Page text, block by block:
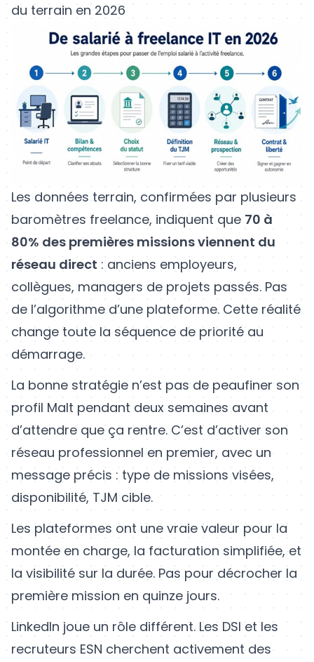
du terrain en 2026
Les données terrain, confirmées par plusieurs
baromètres freelance, indiquent que 70 à
80% des premières missions viennent du
réseau direct : anciens employeurs,
collègues, managers de projets passés. Pas
de l’algorithme d’une plateforme. Cette réalité
change toute la séquence de priorité au
démarrage.
La bonne stratégie n’est pas de peaufiner son
profil Malt pendant deux semaines avant
d’attendre que ça rentre. C’est d’activer son
réseau professionnel en premier, avec un
message précis : type de missions visées,
disponibilité, TJM cible.
Les plateformes ont une vraie valeur pour la
montée en charge, la facturation simplifiée, et
la visibilité sur la durée. Pas pour décrocher la
première mission en quinze jours.
LinkedIn joue un rôle différent. Les DSI et les
recruteurs ESN cherchent activement des